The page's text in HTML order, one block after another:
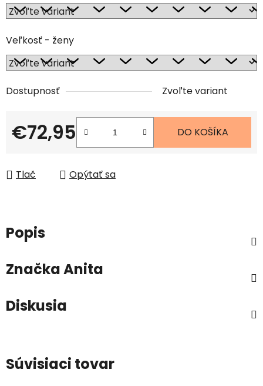
Veľkosť - ženy
Dostupnosť Zvoľte variant
€72,95
Jednotková cena:
DO KOŠÍKA
Tlač Opýtať sa
Popis
ZnačkaAnita
Diskusia
Súvisiaci tovar